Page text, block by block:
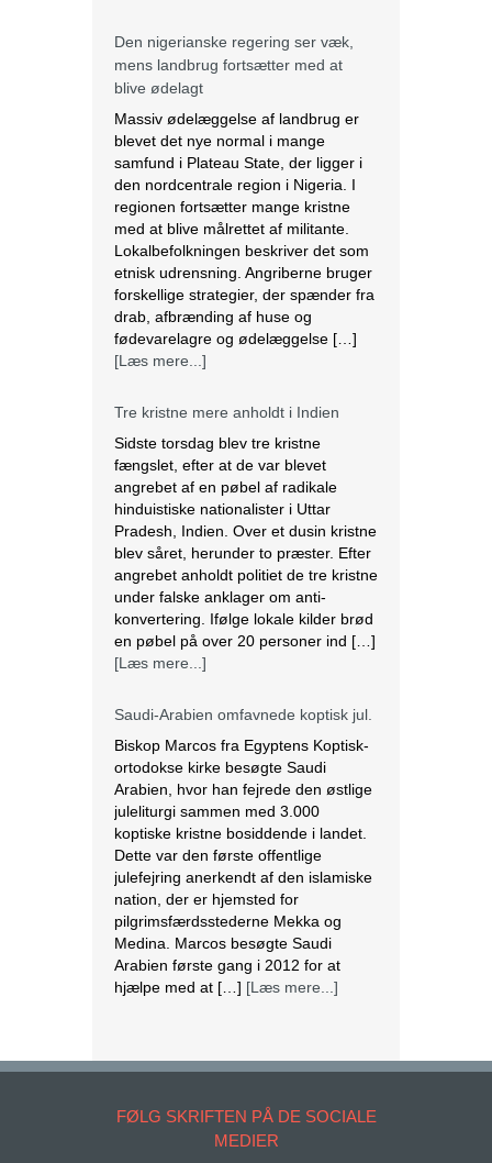
Den nigerianske regering ser væk,
mens landbrug fortsætter med at
blive ødelagt
Massiv ødelæggelse af landbrug er
blevet det nye normal i mange
samfund i Plateau State, der ligger i
den nordcentrale region i Nigeria. I
regionen fortsætter mange kristne
med at blive målrettet af militante.
Lokalbefolkningen beskriver det som
etnisk udrensning. Angriberne bruger
forskellige strategier, der spænder fra
drab, afbrænding af huse og
fødevarelagre og ødelæggelse […]
[Læs mere...]
Tre kristne mere anholdt i Indien
Sidste torsdag blev tre kristne
fængslet, efter at de var blevet
angrebet af en pøbel af radikale
hinduistiske nationalister i Uttar
Pradesh, Indien. Over et dusin kristne
blev såret, herunder to præster. Efter
angrebet anholdt politiet de tre kristne
under falske anklager om anti-
konvertering. Ifølge lokale kilder brød
en pøbel på over 20 personer ind […]
[Læs mere...]
Saudi-Arabien omfavnede koptisk jul.
Biskop Marcos fra Egyptens Koptisk-
ortodokse kirke besøgte Saudi
Arabien, hvor han fejrede den østlige
juleliturgi sammen med 3.000
koptiske kristne bosiddende i landet.
Dette var den første offentlige
julefejring anerkendt af den islamiske
nation, der er hjemsted for
pilgrimsfærdsstederne Mekka og
Medina. Marcos besøgte Saudi
Arabien første gang i 2012 for at
hjælpe med at […] [Læs mere...]
efter lovændring
par af samme køn har fundet sted
tirsdag. Det skriver BBC. Dermed er
FØLG SKRIFTEN PÅ DE SOCIALE
MEDIER